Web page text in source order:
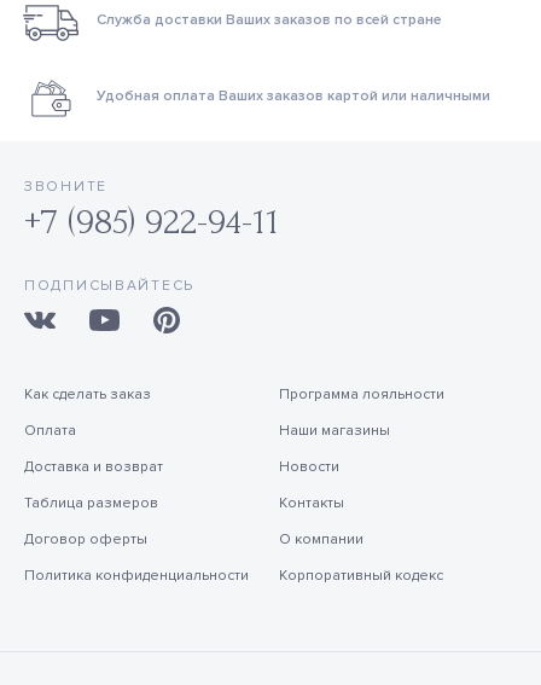
Служба доставки Ваших заказов по всей стране
Удобная оплата Ваших заказов картой или наличными
ЗВОНИТЕ
+7 (985) 922-94-11
ПОДПИСЫВАЙТЕСЬ
Как сделать заказ
Оплата
Доставка и возврат
Таблица размеров
Договор оферты
Политика конфиденциальности
Программа лояльности
Наши магазины
Новости
Контакты
О компании
Корпоративный кодекс